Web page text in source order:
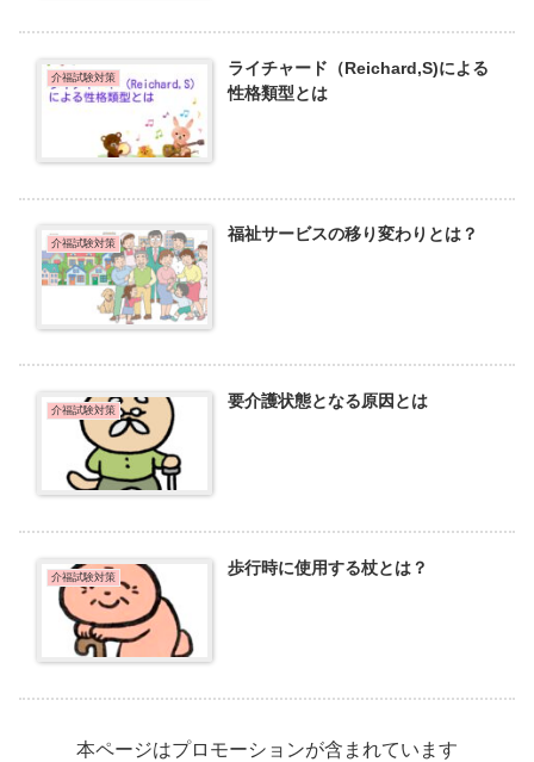
介福試験対策
ライチャード（Reichard,S)による
性格類型とは
介福試験対策 福祉サービスの移り変わりとは？
介福試験対策 要介護状態となる原因とは
介福試験対策 歩行時に使用する杖とは？
本ページはプロモーションが含まれています